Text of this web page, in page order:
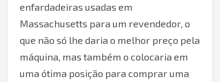
enfardadeiras usadas em
Massachusetts para um revendedor, o
que não só lhe daria o melhor preço pela
máquina, mas também o colocaria em
uma ótima posição para comprar uma